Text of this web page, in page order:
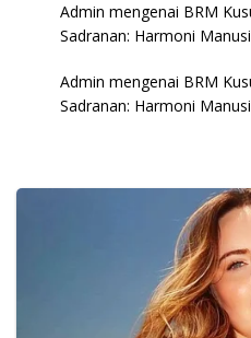
Admin mengenai BRM
Sadranan: Harmoni
Admin mengenai BRM
Sadranan: Harmoni